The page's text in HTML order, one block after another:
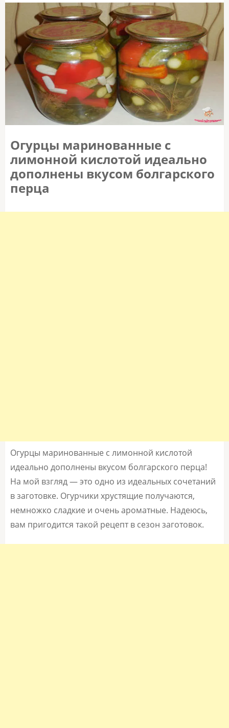
Огурцы маринованные с
лимонной кислотой идеально
дополнены вкусом болгарского
перца
Огурцы маринованные с лимонной кислотой
идеально дополнены вкусом болгарского перца!
На мой взгляд — это одно из идеальных сочетаний
в заготовке. Огурчики хрустящие получаются,
немножко сладкие и очень ароматные. Надеюсь,
вам пригодится такой рецепт в сезон заготовок.